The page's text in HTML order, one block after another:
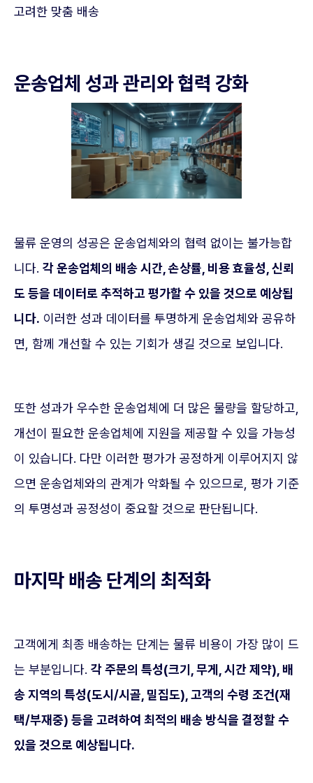
고려한 맞춤 배송
운송업체 성과 관리와 협력 강화
물류 운영의 성공은 운송업체와의 협력 없이는 불가능합
니다. 각 운송업체의 배송 시간, 손상률, 비용 효율성, 신뢰
도 등을 데이터로 추적하고 평가할 수 있을 것으로 예상됩
니다. 이러한 성과 데이터를 투명하게 운송업체와 공유하
면, 함께 개선할 수 있는 기회가 생길 것으로 보입니다.
또한 성과가 우수한 운송업체에 더 많은 물량을 할당하고,
개선이 필요한 운송업체에 지원을 제공할 수 있을 가능성
이 있습니다. 다만 이러한 평가가 공정하게 이루어지지 않
으면 운송업체와의 관계가 악화될 수 있으므로, 평가 기준
의 투명성과 공정성이 중요할 것으로 판단됩니다.
마지막 배송 단계의 최적화
고객에게 최종 배송하는 단계는 물류 비용이 가장 많이 드
는 부분입니다. 각 주문의 특성(크기, 무게, 시간 제약), 배
송 지역의 특성(도시/시골, 밀집도), 고객의 수령 조건(재
택/부재중) 등을 고려하여 최적의 배송 방식을 결정할 수
있을 것으로 예상됩니다.